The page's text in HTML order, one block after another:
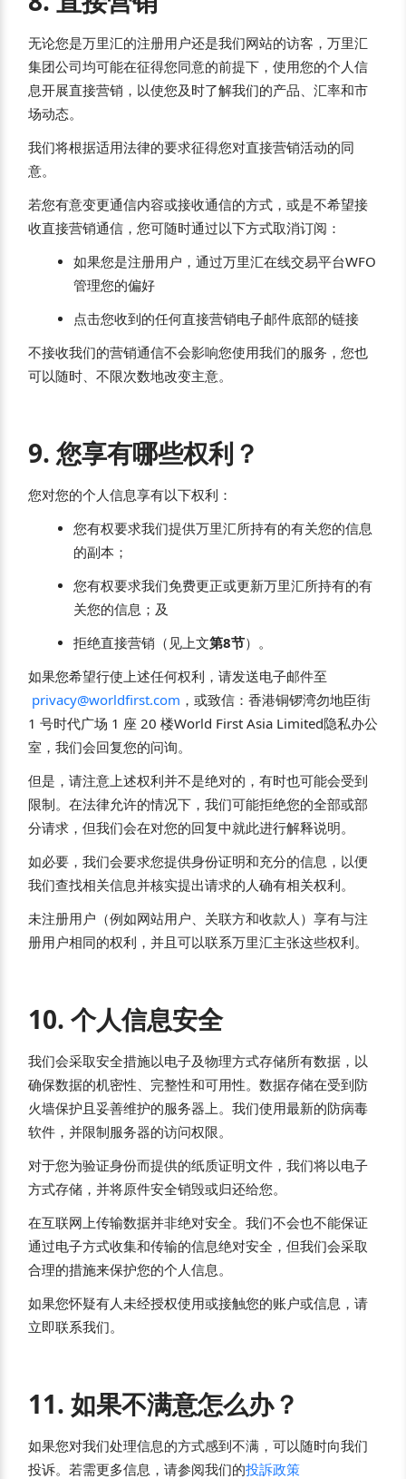
无论您是万里汇的注册用户还是我们网站的访客，万里汇
集团公司均可能在征得您同意的前提下，使用您的个人信
息开展直接营销，以使您及时了解我们的产品、汇率和市
场动态。
我们将根据适用法律的要求征得您对直接营销活动的同
意。
若您有意变更通信内容或接收通信的方式，或是不希望接
收直接营销通信，您可随时通过以下方式取消订阅：
如果您是注册用户，通过万里汇在线交易平台WFO
管理您的偏好
点击您收到的任何直接营销电子邮件底部的链接
不接收我们的营销通信不会影响您使用我们的服务，您也
可以随时、不限次数地改变主意。
9. 您享有哪些权利？
您对您的个人信息享有以下权利：
您有权要求我们提供万里汇所持有的有关您的信息
的副本；
您有权要求我们免费更正或更新万里汇所持有的有
关您的信息；及
拒绝直接营销（见上文第8节）。
如果您希望行使上述任何权利，请发送电子邮件至
privacy@worldfirst.com ，或致信：香港铜锣湾勿地臣街
1 号时代广场 1 座 20 楼World First Asia Limited隐私办公
室，我们会回复您的问询。
但是，请注意上述权利并不是绝对的，有时也可能会受到
限制。在法律允许的情况下，我们可能拒绝您的全部或部
分请求，但我们会在对您的回复中就此进行解释说明。
如必要，我们会要求您提供身份证明和充分的信息，以便
我们查找相关信息并核实提出请求的人确有相关权利。
未注册用户（例如网站用户、关联方和收款人）享有与注
册用户相同的权利，并且可以联系万里汇主张这些权利。
10. 个人信息安全
我们会采取安全措施以电子及物理方式存储所有数据，以
确保数据的机密性、完整性和可用性。数据存储在受到防
火墙保护且妥善维护的服务器上。我们使用最新的防病毒
软件，并限制服务器的访问权限。
对于您为验证身份而提供的纸质证明文件，我们将以电子
方式存储，并将原件安全销毁或归还给您。
在互联网上传输数据并非绝对安全。我们不会也不能保证
通过电子方式收集和传输的信息绝对安全，但我们会采取
合理的措施来保护您的个人信息。
如果您怀疑有人未经授权使用或接触您的账户或信息，请
立即联系我们。
11. 如果不满意怎么办？
如果您对我们处理信息的方式感到不满，可以随时向我们
投诉。若需更多信息，请参阅我们的投訴政策